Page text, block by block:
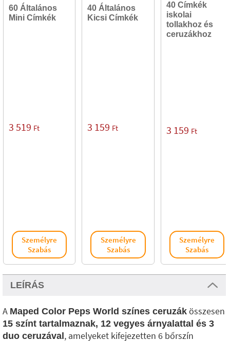
60 Általános
Mini Címkék
3 519 Ft
Személyre
Szabás
40 Általános
Kicsi Címkék
3 159 Ft
Személyre
Szabás
40 Címkék
iskolai
tollakhoz és
ceruzákhoz
3 159 Ft
Személyre
Szabás
LEÍRÁS
A Maped Color Peps World színes ceruzák összesen
15 színt tartalmaznak, 12 vegyes árnyalattal és 3
duo ceruzával , amelyeket kifejezetten 6 bőrszín